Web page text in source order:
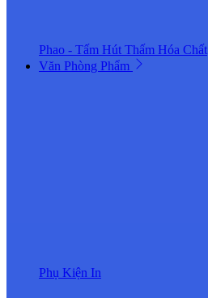
Phao - Tấm Hút Thấm Hóa Chất
Văn Phòng Phẩm
Phụ Kiện In